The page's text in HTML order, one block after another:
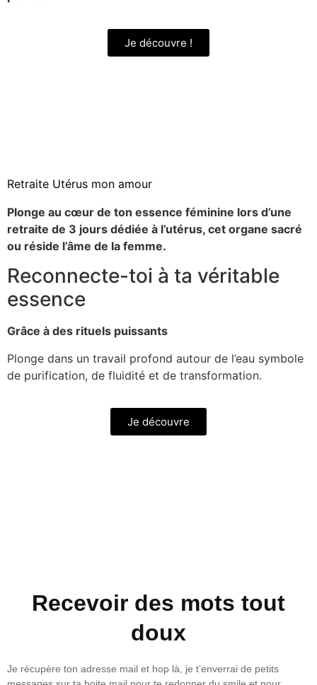
Je découvre !
Retraite Utérus mon amour
Plonge au cœur de ton essence féminine lors d’une
retraite de 3 jours dédiée à l’utérus, cet organe sacré
ou réside l’âme de la femme.
Reconnecte-toi à ta véritable
essence
Grâce à des rituels puissants
Plonge dans un travail profond autour de l’eau symbole
de purification, de fluidité et de transformation.
Je découvre
Recevoir des mots tout
doux
Je récupère ton adresse mail et hop là, je t’enverrai de petits